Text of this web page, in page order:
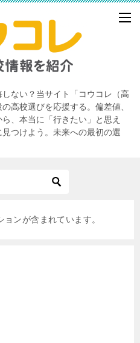
ない？当サイト「コウコレ（高
高校選びを応援する。偏差値、
、本当に「行きたい」と思え
つけよう。未来への最初の選
ンが含まれています。